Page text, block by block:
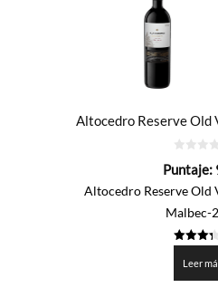
Altocedro Reserve Old
de
Puntaje:
Altocedro Reserve Old
Malbec-
de 5
Leer